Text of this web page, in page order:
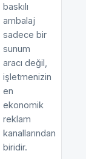
baskılı
ambalaj
sadece bir
sunum
aracı değil,
işletmenizin
en
ekonomik
reklam
kanallarından
biridir.